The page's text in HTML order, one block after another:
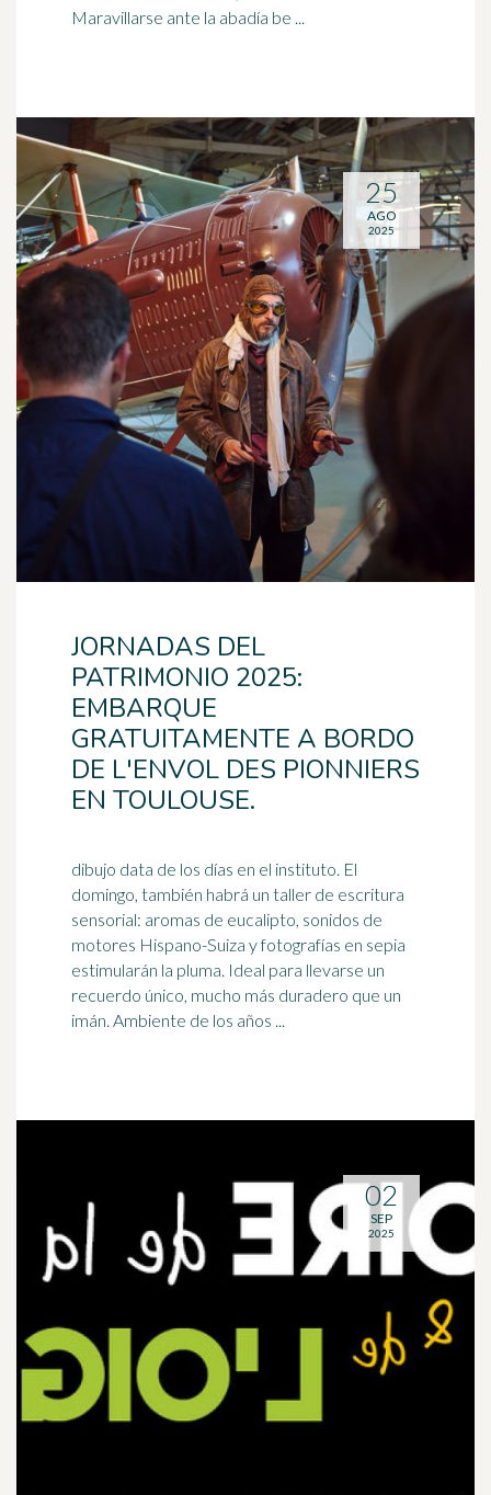
Maravillarse ante la abadía be ...
JORNADAS DEL
PATRIMONIO 2025:
EMBARQUE
GRATUITAMENTE A BORDO
DE L'ENVOL DES PIONNIERS
EN TOULOUSE.
dibujo data de los días en el instituto. El
domingo, también habrá un taller de escritura
sensorial: aromas de eucalipto, sonidos de
motores Hispano-Suiza y fotografías en sepia
estimularán la pluma. Ideal para llevarse un
recuerdo único, mucho más duradero que un
imán. Ambiente de los años ...
25
AGO
2025
02
SEP
2025